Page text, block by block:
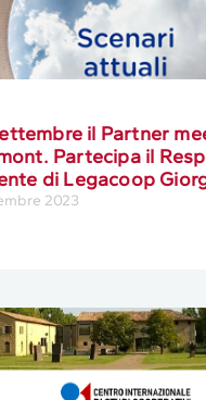
il Partner
Partecipa il
di Legacoop
2023